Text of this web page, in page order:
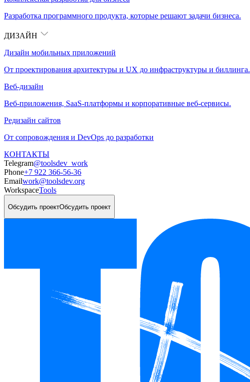
Разработка программного продукта, которые решают задачи бизнеса.
ДИЗАЙН
Дизайн мобильных приложений
От проектирования архитектуры и UX до инфраструктуры и биллинга.
Веб-дизайн
Веб-приложения, SaaS-платформы и корпоративные веб-сервисы.
Редизайн сайтов
От сопровождения и DevOps до разработки
КОНТАКТЫ
Telegram@toolsdev_work
Phone+7 922 366-56-36
Emailwork@toolsdev.org
WorkspaceTools
Обсудить проектОбсудить проект